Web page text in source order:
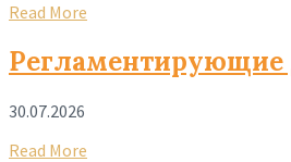
Read More
30.07.2026
Read More